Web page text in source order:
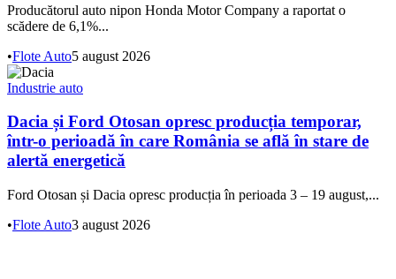
Producătorul auto nipon Honda Motor Company a raportat o
scădere de 6,1%...
•Flote Auto5 august 2026
Industrie auto
Dacia și Ford Otosan opresc producția temporar,
într-o perioadă în care România se află în stare de
alertă energetică
Ford Otosan și Dacia opresc producția în perioada 3 – 19 august,...
•Flote Auto3 august 2026